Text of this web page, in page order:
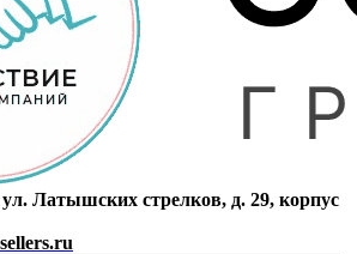
ул. Латышских стрелков, д. 29, корпус